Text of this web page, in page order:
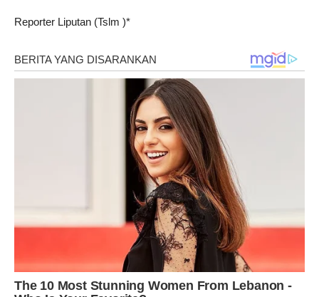
Reporter Liputan (Tslm )*